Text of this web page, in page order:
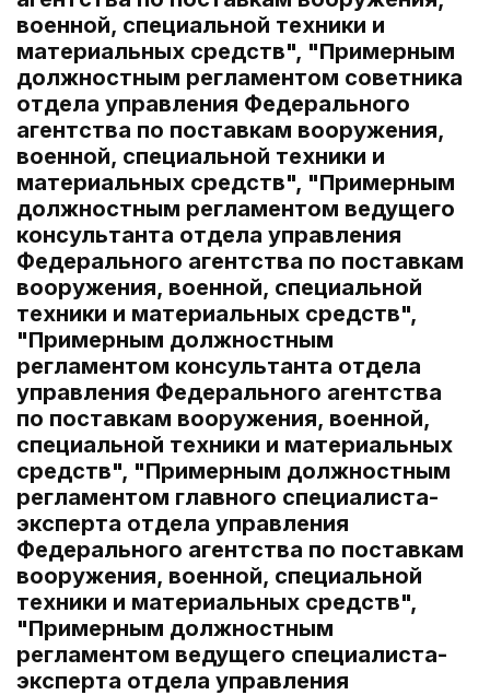
военной, специальной техники и
материальных средств", "Примерным
должностным регламентом советника
отдела управления Федерального
агентства по поставкам вооружения,
военной, специальной техники и
материальных средств", "Примерным
должностным регламентом ведущего
консультанта отдела управления
Федерального агентства по поставкам
вооружения, военной, специальной
техники и материальных средств",
"Примерным должностным
регламентом консультанта отдела
управления Федерального агентства
по поставкам вооружения, военной,
специальной техники и материальных
средств", "Примерным должностным
регламентом главного специалиста-
эксперта отдела управления
Федерального агентства по поставкам
вооружения, военной, специальной
техники и материальных средств",
"Примерным должностным
регламентом ведущего специалиста-
эксперта отдела управления